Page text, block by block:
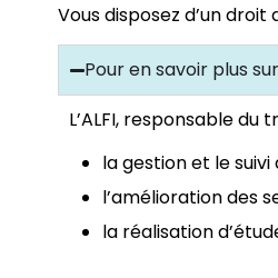
Vous disposez d’un
Pour en savoir plus
L’ALFI, responsable
la gestion et le
l’amélioration des
la réalisation